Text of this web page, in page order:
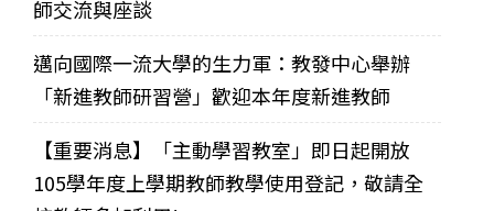
師交流與座談
邁向國際一流大學的生力軍：教發中心舉辦
「新進教師研習營」歡迎本年度新進教師
【重要消息】「主動學習教室」即日起開放
105學年度上學期教師教學使用登記，敬請全